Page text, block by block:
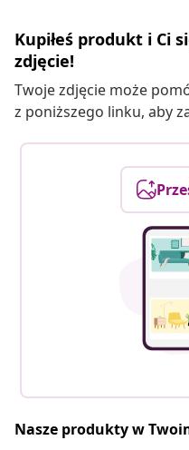
Kupiłeś produkt i Ci
zdjęcie!
Twoje zdjęcie może
z poniższego linku, aby
Nasze produkty w